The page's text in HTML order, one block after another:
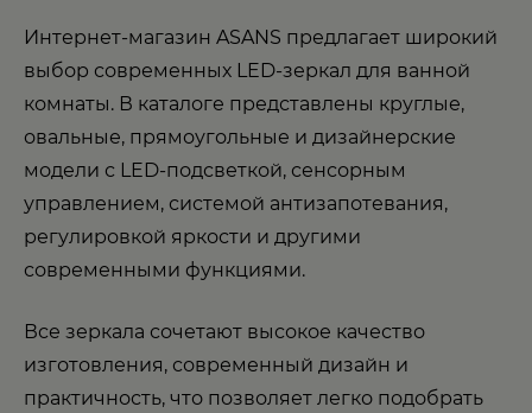
Интернет-магазин ASANS предлагает широкий
выбор современных LED-зеркал для ванной
комнаты. В каталоге представлены круглые,
овальные, прямоугольные и дизайнерские
модели с LED-подсветкой, сенсорным
управлением, системой антизапотевания,
регулировкой яркости и другими
современными функциями.
Все зеркала сочетают высокое качество
изготовления, современный дизайн и
практичность, что позволяет легко подобрать